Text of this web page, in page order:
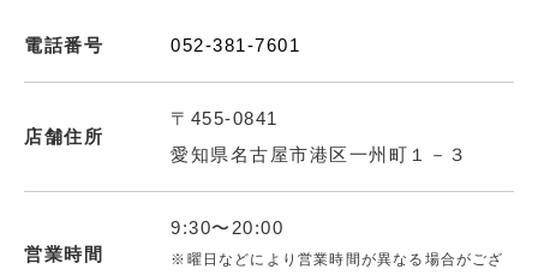
電話番号 052-381-7601
店舗住所
〒455-0841
愛知県名古屋市港区一州町１－３
営業時間
9:30〜20:00
※曜日などにより営業時間が異なる場合がござ